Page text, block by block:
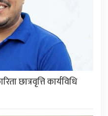
छात्रवृत्ति कार्यविधि